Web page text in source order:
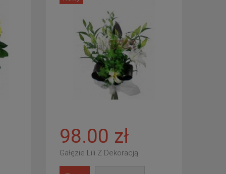
98.00 zł
Gałęzie Lili Z Dekoracją